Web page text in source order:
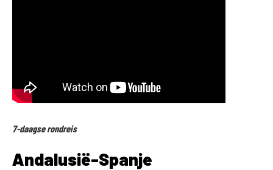
7-daagse rondreis
Andalusië-Spanje